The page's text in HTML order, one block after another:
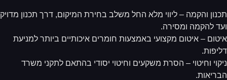
והקמה – ליווי מלא החל משלב בחירת המיקום, דרך תכנון מדויק
להקמה ומסירה.
– איטום מקצועי באמצעות חומרים איכותיים ביותר למניעת
וחיטוי – הסרת משקעים וחיטוי יסודי בהתאם לתקני משרד